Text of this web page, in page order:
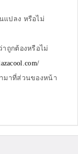
แปลง หรือไม่
ถูกต้องหรือไม่
มาที่ส่วนของหน้า